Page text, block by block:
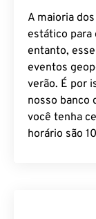
A maioria
estático para
entanto,
eventos
verão. É por
nosso banco
você tenha
horário são